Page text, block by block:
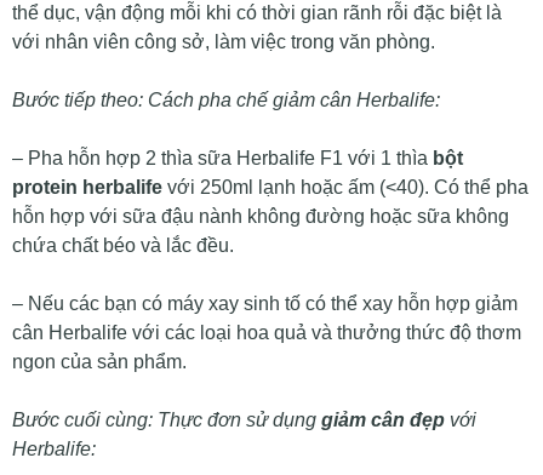
thể dục, vận động mỗi khi có thời gian rãnh rỗi đặc biệt là
với nhân viên công sở, làm việc trong văn phòng.
Bước tiếp theo: Cách pha chế giảm cân Herbalife:
– Pha hỗn hợp 2 thìa sữa Herbalife F1 với 1 thìa bột
protein herbalifevới 250ml lạnh hoặc ấm (<40). Có thể pha
hỗn hợp với sữa đậu nành không đường hoặc sữa không
chứa chất béo và lắc đều.
– Nếu các bạn có máy xay sinh tố có thể xay hỗn hợp giảm
cân Herbalife với các loại hoa quả và thưởng thức độ thơm
ngon của sản phẩm.
Bước cuối cùng: Thực đơn sử dụng giảm cân đẹp với
Herbalife: